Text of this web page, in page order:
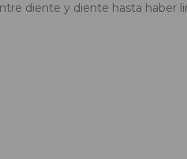
diente y diente hasta